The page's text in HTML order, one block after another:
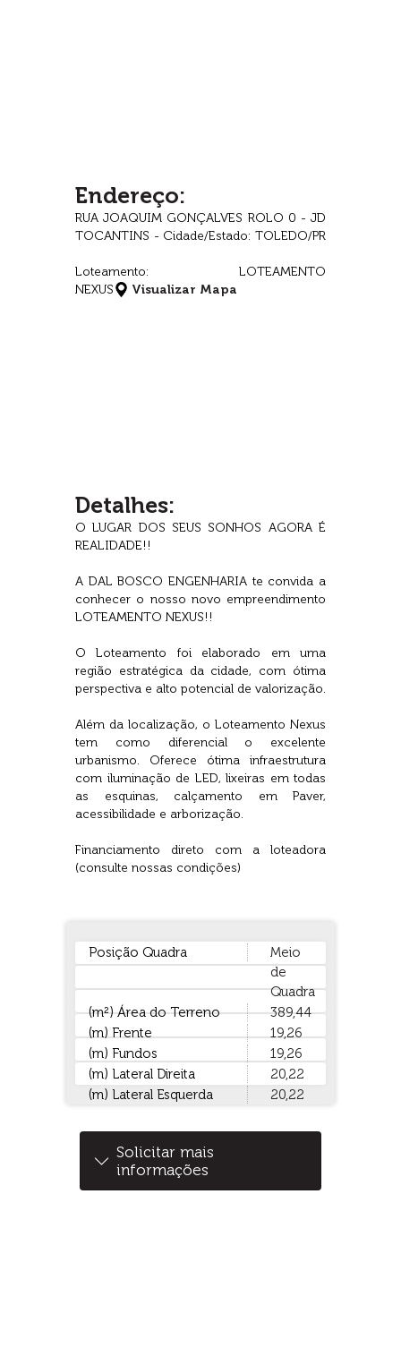
Endereço:
RUA JOAQUIM GONÇALVES ROLO 0 - JD
TOCANTINS - Cidade/Estado: TOLEDO/PR
Loteamento: LOTEAMENTO
NEXUS
Visualizar Mapa
Detalhes:
O LUGAR DOS SEUS SONHOS AGORA É
REALIDADE!!
A DAL BOSCO ENGENHARIA te convida a
conhecer o nosso novo empreendimento
LOTEAMENTO NEXUS!!
O Loteamento foi elaborado em uma
região estratégica da cidade, com ótima
perspectiva e alto potencial de valorização.
Além da localização, o Loteamento Nexus
tem como diferencial o excelente
urbanismo. Oferece ótima infraestrutura
com iluminação de LED, lixeiras em todas
as esquinas, calçamento em Paver,
acessibilidade e arborização.
Financiamento direto com a loteadora
(consulte nossas condições)
Posição Quadra
Meio
de
Quadra
(m²) Área do Terreno
389,44
(m) Frente
19,26
(m) Fundos
19,26
(m) Lateral Direita
20,22
(m) Lateral Esquerda
20,22
Solicitar mais
informações